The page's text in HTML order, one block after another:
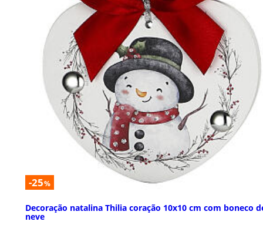
-25%
Decoração natalina Thilia coração 10x10 cm com boneco
neve